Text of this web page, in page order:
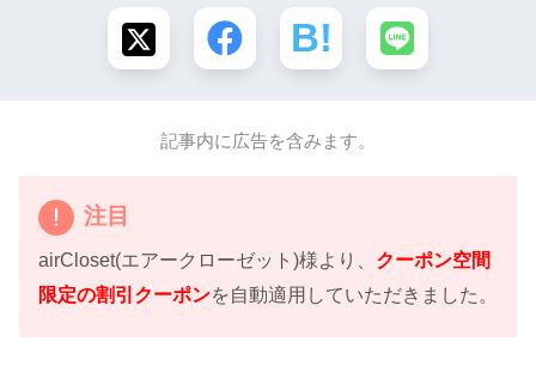
記事内に広告を含みます。
注目
airCloset(エアークローゼット)様より、 クーポン空間
限定の割引クーポンを自動適用していただきました。